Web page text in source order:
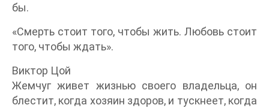
бы.
«Смерть стоит того, чтобы жить. Любовь стоит
того, чтобы ждать».
Виктор Цой
Жемчуг живет жизнью своего владельца, он
блестит, когда хозяин здоров, и тускнеет, когда